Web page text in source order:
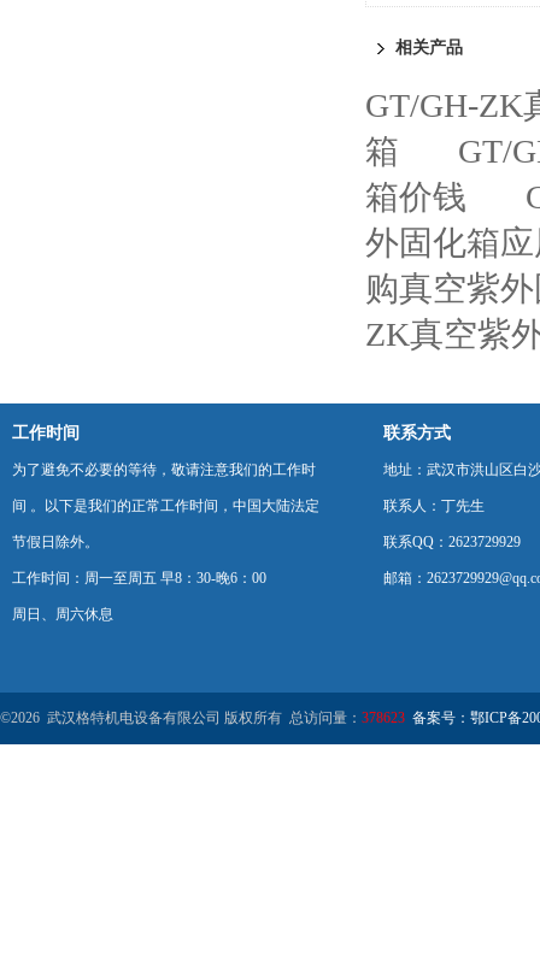
相关产品
GT/GH-ZK
箱
GT/
箱价钱
外固化箱
购真空紫
ZK真空紫
工作时间
为了避免不必要的等待，敬请注意我们的工作时
间 。以下是我们的正常工作时间，中国大陆法定
节假日除外。
工作时间：周一至周五 早8：30-晚6：00
周日、周六休息
联系方式
地址：武汉市洪山区白
联系人：丁先生
联系QQ：2623729929
邮箱：
©2026 武汉格特机电设备有限公司 版权所有 总访问量： 378623 备案号：鄂ICP备